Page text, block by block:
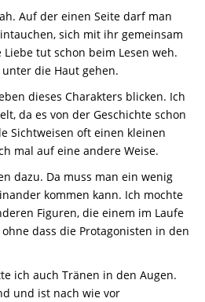
Auf der einen Seite darf man
sich mit ihr gemeinsam
tut schon beim Lesen weh.
die Haut gehen.
dieses Charakters blicken. Ich
da es von der Geschichte schon
Sichtweisen oft einen kleinen
mal auf eine andere Weise.
dazu. Da muss man ein wenig
kommen kann. Ich mochte
Figuren, die einem im Laufe
dass die Protagonisten in den
ich auch Tränen in den Augen.
und ist nach wie vor